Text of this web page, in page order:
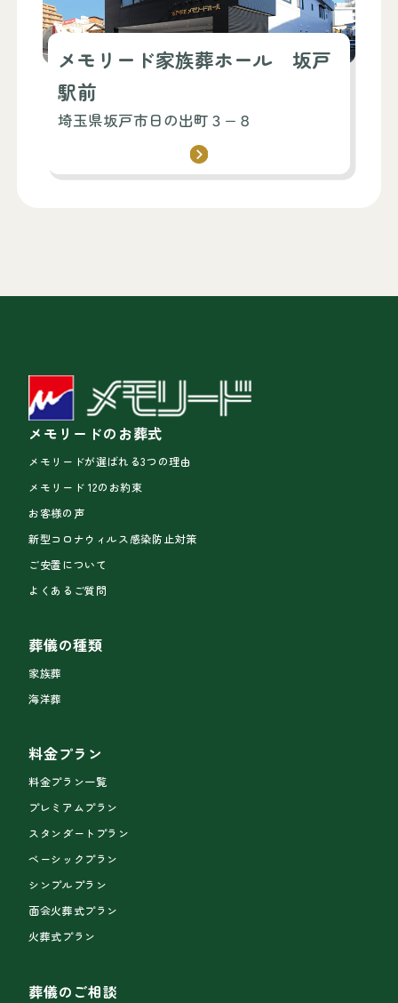
メモリード家族葬ホール 坂戸
駅前
埼玉県坂戸市日の出町３−８
メモリードのお葬式
メモリードが選ばれる3つの理由
メモリード 12のお約束
お客様の声
新型コロナウィルス感染防止対策
ご安置について
よくあるご質問
葬儀の種類
家族葬
海洋葬
料金プラン
料金プラン一覧
プレミアムプラン
スタンダートプラン
ベーシックプラン
シンプルプラン
面会火葬式プラン
火葬式プラン
葬儀のご相談